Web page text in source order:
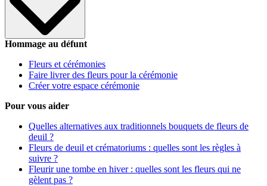
Hommage au défunt
Fleurs et cérémonies
Faire livrer des fleurs pour la cérémonie
Créer votre espace cérémonie
Pour vous aider
Quelles alternatives aux traditionnels bouquets de fleurs de
deuil ?
Fleurs de deuil et crématoriums : quelles sont les règles à
suivre ?
Fleurir une tombe en hiver : quelles sont les fleurs qui ne
gèlent pas ?